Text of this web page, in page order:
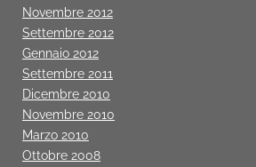
Novembre 2012
Settembre 2012
Gennaio 2012
Settembre 2011
Dicembre 2010
Novembre 2010
Marzo 2010
Ottobre 2008